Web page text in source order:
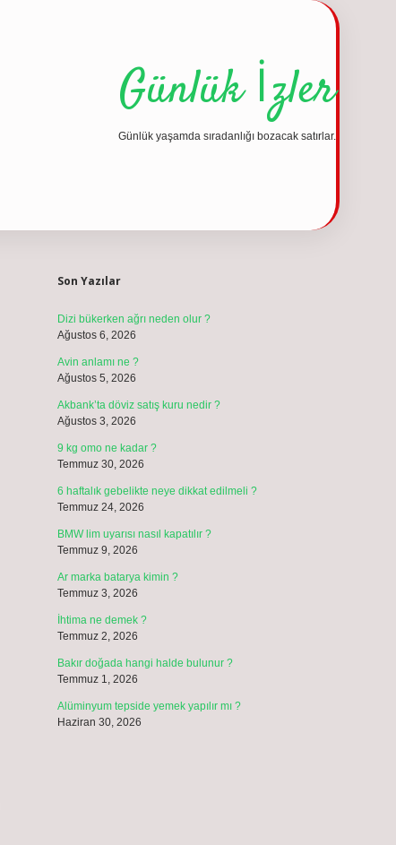
Günlük İzler
Günlük yaşamda sıradanlığı bozacak satırlar.
Son Yazılar
Dizi bükerken ağrı neden olur ?
Ağustos 6, 2026
Avin anlamı ne ?
Ağustos 5, 2026
Akbank’ta döviz satış kuru nedir ?
Ağustos 3, 2026
9 kg omo ne kadar ?
Temmuz 30, 2026
6 haftalık gebelikte neye dikkat edilmeli ?
Temmuz 24, 2026
BMW lim uyarısı nasıl kapatılır ?
Temmuz 9, 2026
Ar marka batarya kimin ?
Temmuz 3, 2026
İhtima ne demek ?
Temmuz 2, 2026
Bakır doğada hangi halde bulunur ?
Temmuz 1, 2026
Alüminyum tepside yemek yapılır mı ?
Haziran 30, 2026